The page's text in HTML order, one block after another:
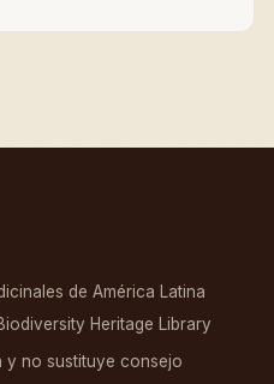
de América Latina
Heritage Library
y no sustituye consejo